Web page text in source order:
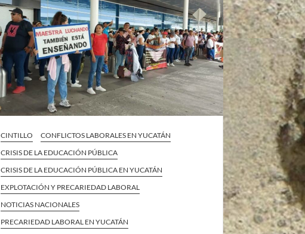
CINTILLO
CONFLICTOS LABORALES EN YUCATÁN
CRISIS DE LA EDUCACIÓN PÚBLICA
CRISIS DE LA EDUCACIÓN PÚBLICA EN YUCATÁN
EXPLOTACIÓN Y PRECARIEDAD LABORAL
NOTICIAS NACIONALES
PRECARIEDAD LABORAL EN YUCATÁN